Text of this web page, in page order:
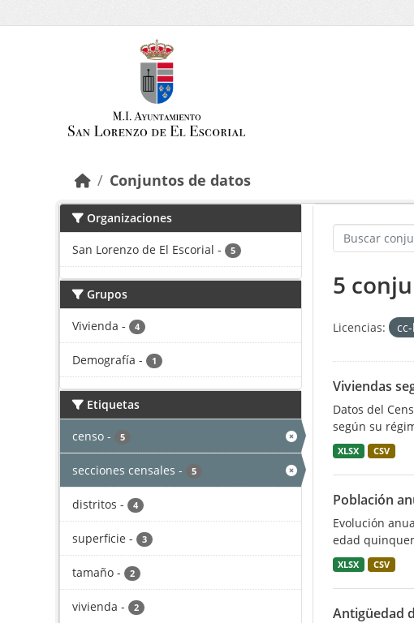
Conjuntos de datos
Organizaciones
San Lorenzo de El Escorial - 5
Grupos
Vivienda - 4
Demografía - 1
Etiquetas
censo - 5
secciones censales - 5
distritos - 4
superficie - 3
tamaño - 2
vivienda - 2
5
Licencias:
Viviendas
Datos del
según su
XLSX CSV
Población
Evolución
edad
XLSX CSV
Antigüedad